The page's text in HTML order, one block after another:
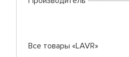
Все товары «LAVR»